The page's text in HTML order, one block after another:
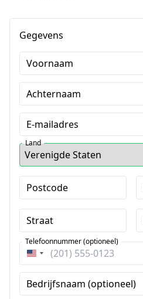
Gegevens
Voornaam
Achternaam
E-mailadres
Land
Postcode
Straat
Verenigde
Staten
+1
Telefoonnummer (optioneel)
Bedrijfsnaam (optioneel)